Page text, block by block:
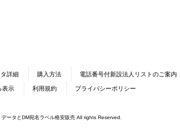
詳細 購入方法 電話番号付新設法人リストのご案内
表示 利用規約 プライバシーポリシー
ータとDM宛名ラベル格安販売 All rights Reserved.